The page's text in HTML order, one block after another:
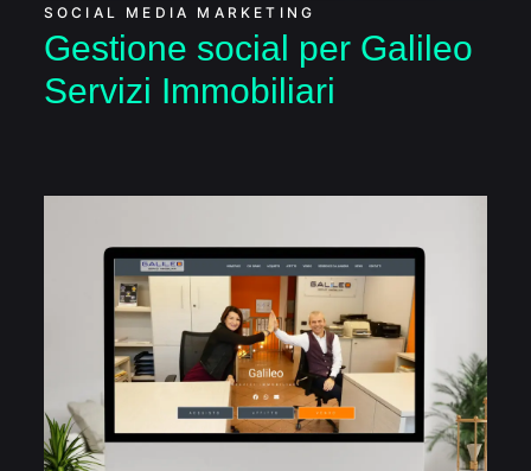
SOCIAL MEDIA MARKETING
Gestione social per Galileo
Servizi Immobiliari
Restyling sito Galileo
Servizi Immobiliari